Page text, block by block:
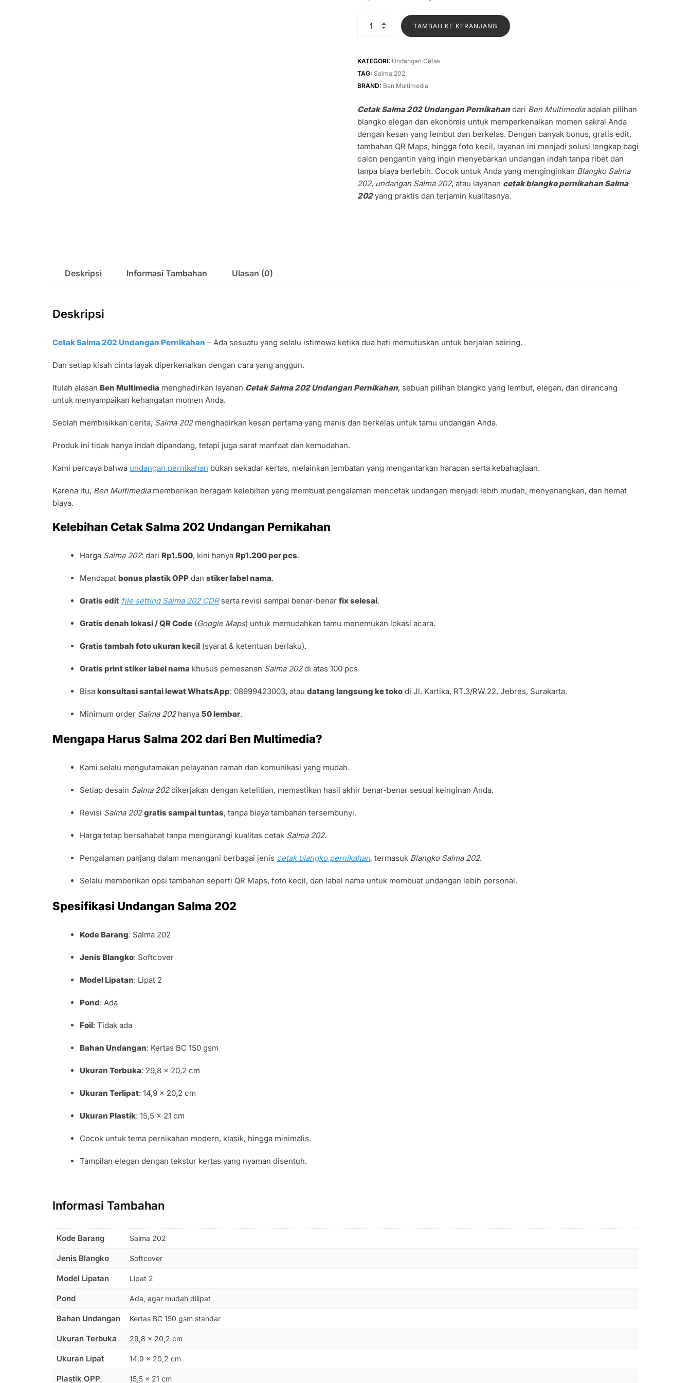
aslinya
adalah:
Rp1.500.
ini
adalah:
Kuantitas
202
Undangan
Pernikahan
TAMBAH KE KERANJANG
KATEGORI: Undangan Cetak
TAG: Salma 202
BRAND: Ben Multimedia
Cetak Salma 202 Undangan Pernikahandari Ben Multimediaadalah pilihan
blangko elegan dan ekonomis untuk memperkenalkan momen sakral Anda
dengan kesan yang lembut dan berkelas. Dengan banyak bonus, gratis edit,
tambahan QR Maps, hingga foto kecil, layanan ini menjadi solusi lengkap bagi
calon pengantin yang ingin menyebarkan undangan indah tanpa ribet dan
tanpa biaya berlebih. Cocok untuk Anda yang menginginkan Blangko Salma
202, undangan Salma 202, atau layanan cetak blangko pernikahan Salma
202yang praktis dan terjamin kualitasnya.
Deskripsi Informasi Tambahan Ulasan (0)
Deskripsi
Cetak Salma 202 Undangan Pernikahan – Ada sesuatu yang selalu istimewa ketika dua hati memutuskan untuk berjalan seiring.
Dan setiap kisah cinta layak diperkenalkan dengan cara yang anggun.
Itulah alasan Ben Multimedia menghadirkan layanan Cetak Salma 202 Undangan Pernikahan, sebuah pilihan blangko yang lembut, elegan, dan dirancang
untuk menyampaikan kehangatan momen Anda.
Seolah membisikkan cerita, Salma 202menghadirkan kesan pertama yang manis dan berkelas untuk tamu undangan Anda.
Produk ini tidak hanya indah dipandang, tetapi juga sarat manfaat dan kemudahan.
Kami percaya bahwa undangan pernikahan bukan sekadar kertas, melainkan jembatan yang mengantarkan harapan serta kebahagiaan.
Karena itu, Ben Multimediamemberikan beragam kelebihan yang membuat pengalaman mencetak undangan menjadi lebih mudah, menyenangkan, dan hemat
biaya.
Kelebihan Cetak Salma 202 Undangan Pernikahan
Harga Salma 202: dariRp1.500, kini hanyaRp1.200 per pcs.
Mendapatbonus plastik OPP danstiker label nama.
Gratis edit file setting Salma 202 CDRserta revisi sampai benar-benarfix selesai.
Gratis denah lokasi / QR Code (Google Maps) untuk memudahkan tamu menemukan lokasi acara.
Gratis tambah foto ukuran kecil (syarat & ketentuan berlaku).
Gratis print stiker label nama khusus pemesanan Salma 202di atas 100 pcs.
Bisakonsultasi santai lewat WhatsApp: 08999423003, ataudatang langsung ke toko di Jl. Kartika, RT.3/RW.22, Jebres, Surakarta.
Minimum order Salma 202hanya50 lembar.
Mengapa Harus Salma 202 dari Ben Multimedia?
Kami selalu mengutamakan pelayanan ramah dan komunikasi yang mudah.
Setiap desain Salma 202dikerjakan dengan ketelitian, memastikan hasil akhir benar-benar sesuai keinginan Anda.
Revisi Salma 202 gratis sampai tuntas, tanpa biaya tambahan tersembunyi.
Harga tetap bersahabat tanpa mengurangi kualitas cetak Salma 202.
Pengalaman panjang dalam menangani berbagai jenis cetak blangko pernikahan, termasuk Blangko Salma 202.
Selalu memberikan opsi tambahan seperti QR Maps, foto kecil, dan label nama untuk membuat undangan lebih personal.
Spesifikasi Undangan Salma 202
Kode Barang: Salma 202
Jenis Blangko: Softcover
Model Lipatan: Lipat 2
Pond: Ada
Foil: Tidak ada
Bahan Undangan: Kertas BC 150 gsm
Ukuran Terbuka: 29,8 × 20,2 cm
Ukuran Terlipat: 14,9 × 20,2 cm
Ukuran Plastik: 15,5 × 21 cm
Cocok untuk tema pernikahan modern, klasik, hingga minimalis.
Tampilan elegan dengan tekstur kertas yang nyaman disentuh.
Informasi Tambahan
Kode Barang Salma 202
Jenis Blangko Softcover
Model Lipatan Lipat 2
Pond Ada, agar mudah dilipat
Bahan Undangan Kertas BC 150 gsm standar
Ukuran Terbuka 29,8 × 20,2 cm
Ukuran Lipat 14,9 × 20,2 cm
Plastik OPP 15,5 × 21 cm